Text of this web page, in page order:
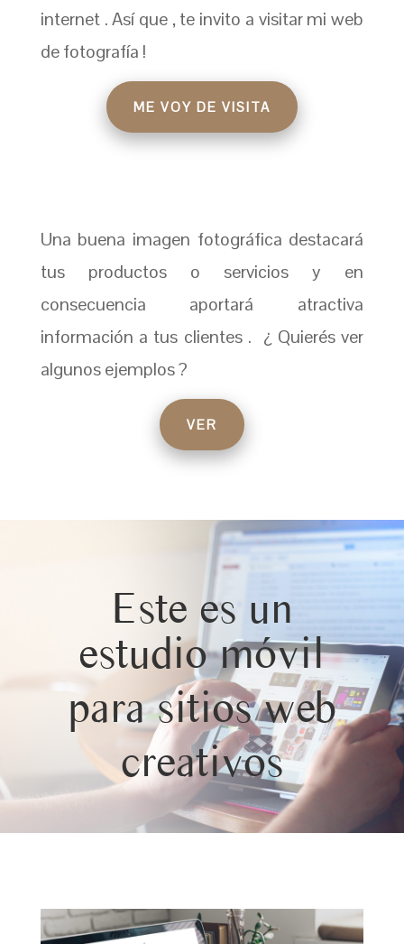
internet . Así que , te invito a visitar mi web
de fotografía !
ME VOY DE VISITA
Una buena imagen fotográfica destacará
tus productos o servicios y en
consecuencia aportará atractiva
información a tus clientes . ¿ Quierés ver
algunos ejemplos ?
VER
Este es un
estudio móvil
para sitios web
creativos